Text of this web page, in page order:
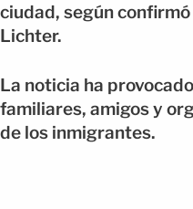
ciudad, según
Lichter.
La noticia ha
familiares, amigos y
de los inmigrantes.